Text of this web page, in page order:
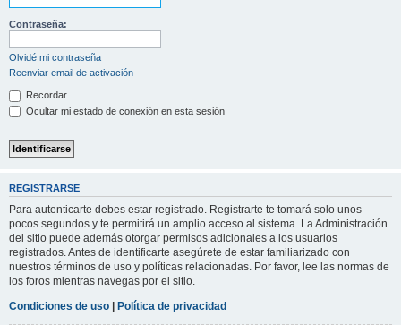
Contraseña:
Olvidé mi contraseña
Reenviar email de activación
Recordar
Ocultar mi estado de conexión en esta sesión
REGISTRARSE
Para autenticarte debes estar registrado. Registrarte te tomará solo unos
pocos segundos y te permitirá un amplio acceso al sistema. La Administración
del sitio puede además otorgar permisos adicionales a los usuarios
registrados. Antes de identificarte asegúrete de estar familiarizado con
nuestros términos de uso y políticas relacionadas. Por favor, lee las normas de
los foros mientras navegas por el sitio.
Condiciones de uso | Política de privacidad